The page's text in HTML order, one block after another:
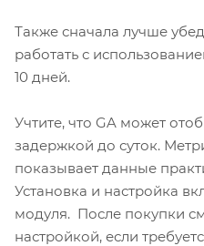
Также сначала лучше
работать с
10 дней.
Учтите, что GA может
задержкой до суток.
показывает данные
Установка и настройка
модуля. После покупки
настройкой, если